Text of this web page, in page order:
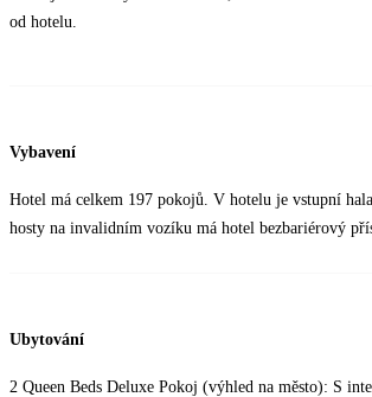
od hotelu.
Vybavení
Hotel má celkem 197 pokojů. V hotelu je vstupní
hosty na invalidním vozíku má hotel bezbariérový
Ubytování
2 Queen Beds Deluxe Pokoj (výhled na město): S